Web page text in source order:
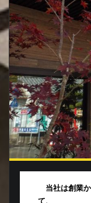
当社は創業
て、